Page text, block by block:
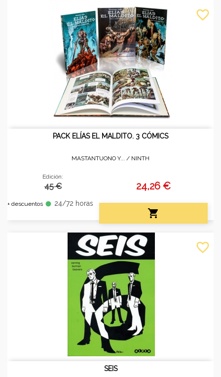
PACK ELÍAS EL MALDITO. 3 CÓMICS
MASTANTUONO Y... / NINTH
Edición:
45 €
+ descuentos fiber_manual_record 24/72 horas
24,26 €

favorite_border
SEIS
favorite_border